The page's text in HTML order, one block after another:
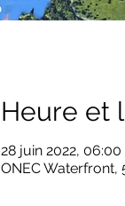
Heure et
28 juin 2022, 06:00
ONEC Waterfront,